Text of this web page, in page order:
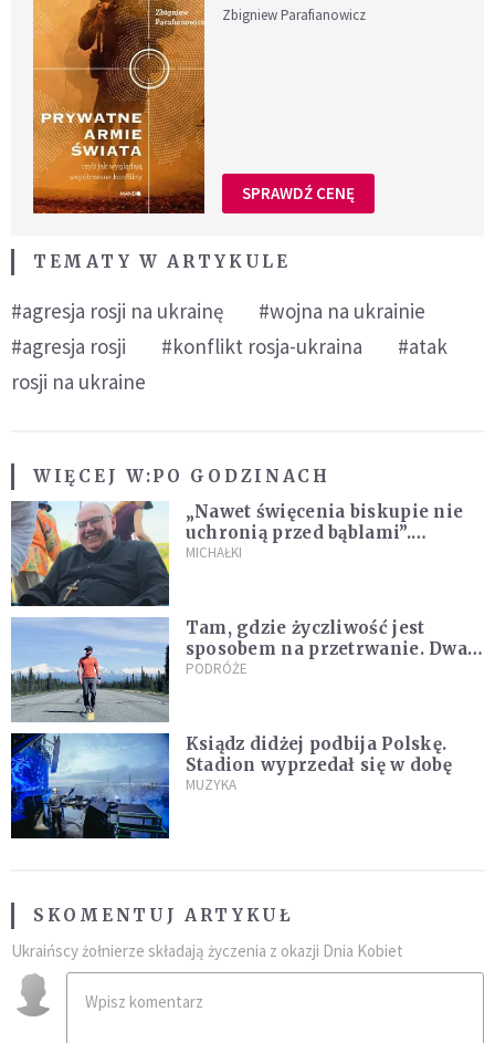
Zbigniew Parafianowicz
SPRAWDŹ CENĘ
TEMATY W ARTYKULE
#agresja rosji na ukrainę
#wojna na ukrainie
#agresja rosji
#konflikt rosja-ukraina
#atak
rosji na ukraine
WIĘCEJ W:PO GODZINACH
„Nawet święcenia biskupie nie
uchronią przed bąblami”.
Archidiecezja pokazała
MICHAŁKI
Tam, gdzie życzliwość jest
sposobem na przetrwanie. Dwa
tygodnie na Alasce [REPORTAŻ]
PODRÓŻE
Ksiądz didżej podbija Polskę.
Stadion wyprzedał się w dobę
MUZYKA
SKOMENTUJ ARTYKUŁ
Ukraińscy żołnierze składają życzenia z okazji Dnia Kobiet